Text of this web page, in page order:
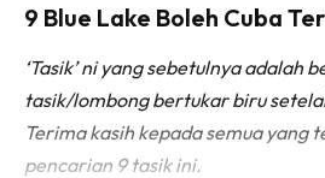
9 Blue Lake Boleh Cuba
‘Tasik’ ni yang sebetulnya adalah
tasik/lombong bertukar biru
Terima kasih kepada semua yang
pencarian 9 tasik ini.